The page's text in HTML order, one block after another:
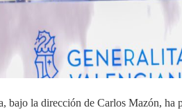
bajo la dirección de Carlos Mazón, ha